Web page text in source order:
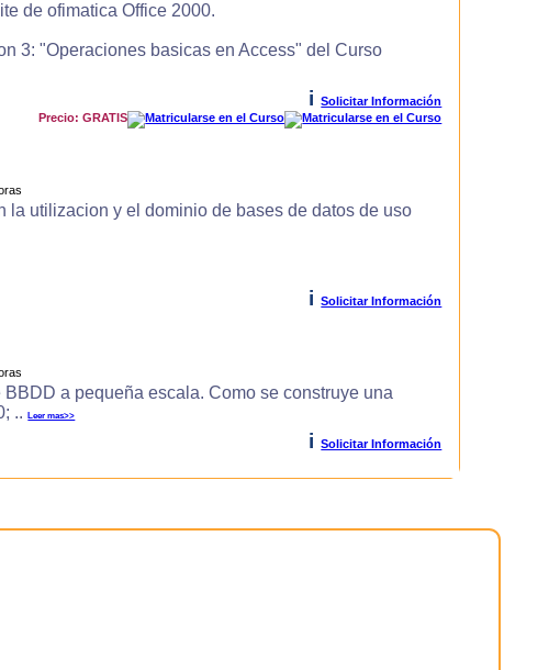
de ofimatica Office 2000.
3: "Operaciones basicas en Access" del Curso
i
Solicitar Información
Precio: GRATIS
la utilizacion y el dominio de bases de datos de uso
i Solicitar Información
a pequeña escala. Como se construye una
..Leer mas>>
i Solicitar Información